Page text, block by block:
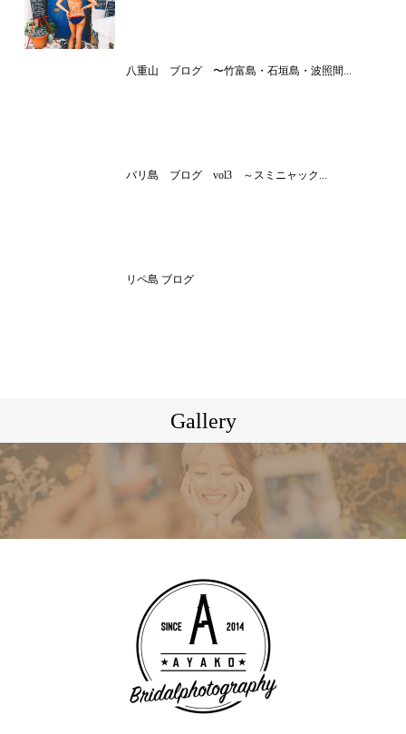
八重山 ブログ 〜竹富島・石垣島・波照間...
バリ島 ブログ vol3 ～スミニャック...
リペ島 ブログ
Gallery